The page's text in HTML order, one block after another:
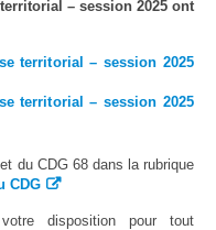
– session 2025 ont
territorial – session 2025
territorial – session 2025
du CDG 68 dans la rubrique
CDG
disposition pour tout